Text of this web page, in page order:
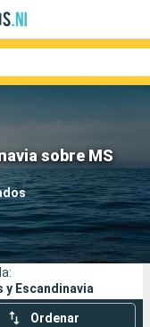
sobre MS
Compañías
y Escandinavia
Ordenar